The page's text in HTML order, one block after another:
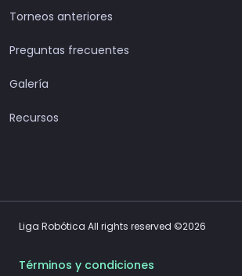
Torneos anteriores
Preguntas frecuentes
Galería
Recursos
Liga Robótica All rights reserved ©2026
Términos y condiciones